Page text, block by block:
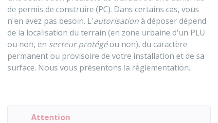
de permis de construire (PC). Dans certains cas, vous
n'en avez pas besoin. L'autorisationà déposer dépend
de la localisation du terrain (en zone urbaine d'un PLU
ou non, en secteur protégéou non), du caractère
permanent ou provisoire de votre installation et de sa
surface. Nous vous présentons la réglementation.
Attention